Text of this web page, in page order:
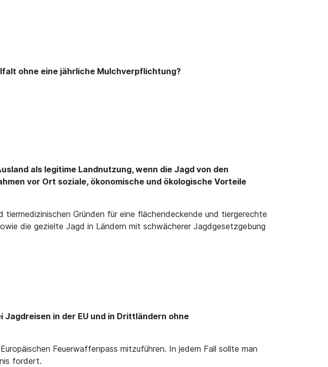
ohne eine jährliche Mulchverpflichtung?
als legitime Landnutzung, wenn die Jagd von den
vor Ort soziale, ökonomische und ökologische Vorteile
Gründen für eine flächendeckende und tiergerechte
die gezielte Jagd in Ländern mit schwächerer Jagdgesetzgebung
in der EU und in Drittländern ohne
Feuerwaffenpass mitzuführen. In jedem Fall sollte man
fordert.